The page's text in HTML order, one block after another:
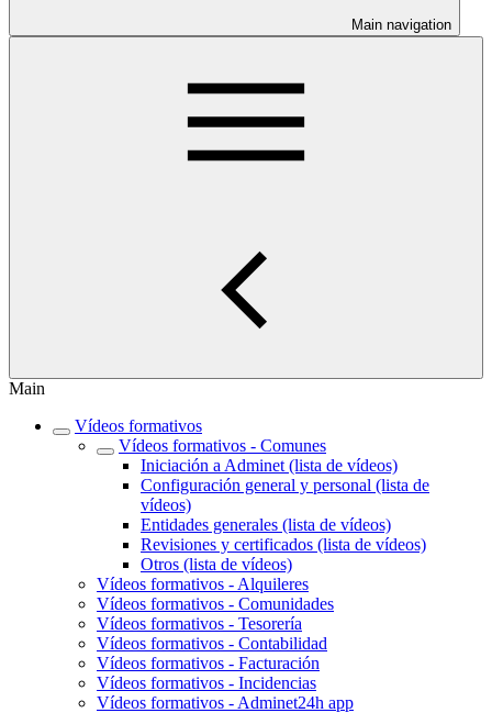
Main navigation
Main
Vídeos formativos
Vídeos formativos - Comunes
Iniciación a Adminet (lista de vídeos)
Configuración general y personal (lista de
vídeos)
Entidades generales (lista de vídeos)
Revisiones y certificados (lista de vídeos)
Otros (lista de vídeos)
Vídeos formativos - Alquileres
Vídeos formativos - Comunidades
Vídeos formativos - Tesorería
Vídeos formativos - Contabilidad
Vídeos formativos - Facturación
Vídeos formativos - Incidencias
Vídeos formativos - Adminet24h app